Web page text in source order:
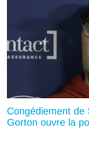
Congédiement de
Gorton ouvre la